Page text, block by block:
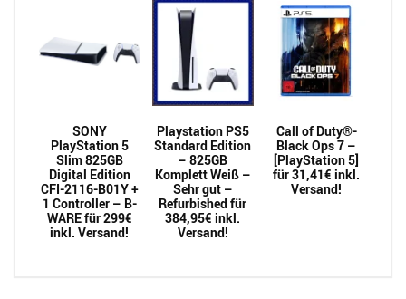
SONY
PlayStation 5
Slim 825GB
Digital Edition
CFI-2116-B01Y +
1 Controller – B-
WARE für 299€
inkl. Versand!
Playstation PS5
Standard Edition
– 825GB
Komplett Weiß –
Sehr gut –
Refurbished für
384,95€ inkl.
Versand!
Call of Duty®-
Black Ops 7 –
[PlayStation 5]
für 31,41€ inkl.
Versand!